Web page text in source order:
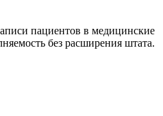
пациентов в медицинские
без расширения штата.